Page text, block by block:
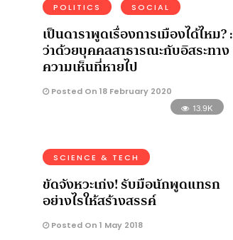
POLITICS SOCIAL
เป็นดาราพูดเรื่องการเมืองได้ไหม? :
ว่าด้วยบุคคลสาธารณะกับอิสระทาง
ความเห็นที่หายไป
Posted On 18 February 2020
13.9K
SCIENCE & TECH
ขัดจังหวะเก่ง! รับมือนักพูดแทรก
อย่างไรให้สร้างสรรค์
Posted On 1 May 2018